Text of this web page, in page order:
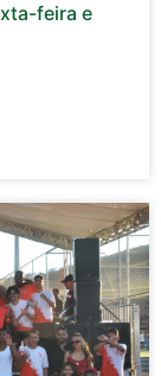
feira e